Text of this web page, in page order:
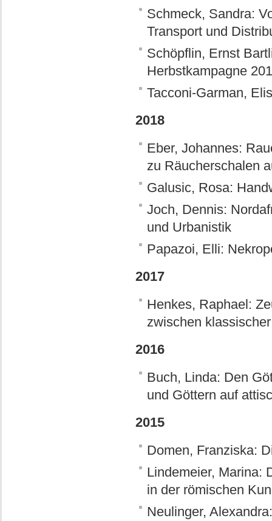
Schmeck, Sandra:
Transport und
Schöpflin, Ernst
Herbstkampagne
Tacconi-Garman,
2018
Eber, Johannes:
zu Räucherschalen
Galusic, Rosa:
Joch, Dennis:
und Urbanistik
Papazoi, Elli:
2017
Henkes, Raphael:
zwischen
2016
Buch, Linda: Den
und Göttern auf
2015
Domen, Franziska:
Lindemeier, Marina:
in der römischen
Neulinger,